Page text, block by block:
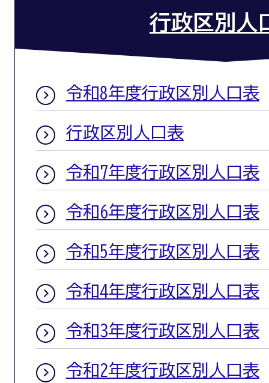
行政区別人
令和8年度行政区別人口表
行政区別人口表
令和7年度行政区別人口表
令和6年度行政区別人口表
令和5年度行政区別人口表
令和4年度行政区別人口表
令和3年度行政区別人口表
令和2年度行政区別人口表